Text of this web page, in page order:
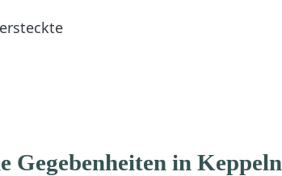
Gegebenheiten in Keppeln